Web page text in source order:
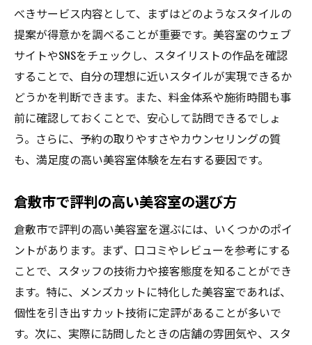
べきサービス内容として、まずはどのようなスタイルの
提案が得意かを調べることが重要です。美容室のウェブ
サイトやSNSをチェックし、スタイリストの作品を確認
することで、自分の理想に近いスタイルが実現できるか
どうかを判断できます。また、料金体系や施術時間も事
前に確認しておくことで、安心して訪問できるでしょ
う。さらに、予約の取りやすさやカウンセリングの質
も、満足度の高い美容室体験を左右する要因です。
倉敷市で評判の高い美容室の選び方
倉敷市で評判の高い美容室を選ぶには、いくつかのポイ
ントがあります。まず、口コミやレビューを参考にする
ことで、スタッフの技術力や接客態度を知ることができ
ます。特に、メンズカットに特化した美容室であれば、
個性を引き出すカット技術に定評があることが多いで
す。次に、実際に訪問したときの店舗の雰囲気や、スタ